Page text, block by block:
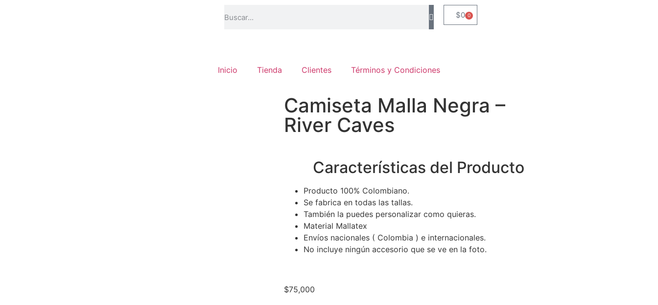
$0 0
Inicio Tienda Clientes Términos y Condiciones
Camiseta Malla Negra –
River Caves
Características del Producto
Producto 100% Colombiano.
Se fabrica en todas las tallas.
También la puedes personalizar como quieras.
Material Mallatex
Envíos nacionales ( Colombia ) e internacionales.
No incluye ningún accesorio que se ve en la foto.
$75,000